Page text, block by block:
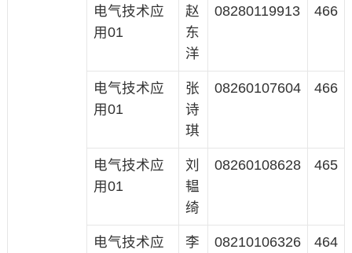
电气技术应
用01
赵
东
洋
08280119913 466
电气技术应
用01
张
诗
琪
08260107604 466
电气技术应
用01
刘
韫
绮
08260108628 465
电气技术应
李
08210106326 464